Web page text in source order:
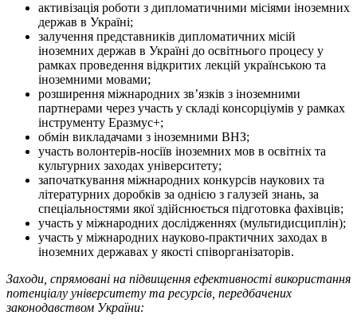
активізація роботи з дипломатичними місіями іноземних
держав в Україні;
залучення представників дипломатичних місій
іноземних держав в Україні до освітнього процесу у
рамках проведення відкритих лекцій українською та
іноземними мовами;
розширення міжнародних зв’язків з іноземними
партнерами через участь у складі консорціумів у рамках
інструменту Еразмус+;
обмін викладачами з іноземними ВНЗ;
участь волонтерів-носіїв іноземних мов в освітніх та
культурних заходах університету;
започаткування міжнародних конкурсів наукових та
літературних доробків за однією з галузей знань, за
спеціальностями якої здійснюється підготовка фахівців;
участь у міжнародних дослідженнях (мультидисциплін);
участь у міжнародних науково-практичних заходах в
іноземних державах у якості співорганізаторів.
Заходи, спрямовані на підвищення ефективності використання
потенціалу університету та ресурсів, передбачених
законодавством України: